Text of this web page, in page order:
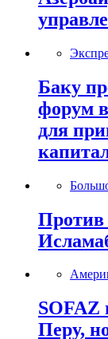
Баку
форум
для
Против
SOFAZ
Перу,